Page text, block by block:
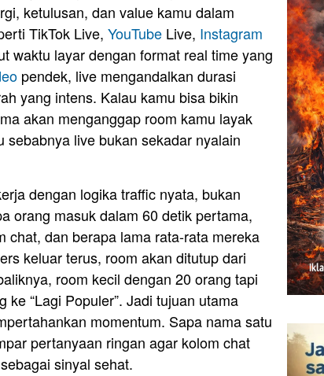
ketulusan, dan value kamu dalam
TikTok Live, YouTube Live, Instagram
waktu layar dengan format real time yang
pendek, live mengandalkan durasi
yang intens. Kalau kamu bisa bikin
akan menganggap room kamu layak
live bukan sekadar nyalain
dengan logika traffic nyata, bukan
orang masuk dalam 60 detik pertama,
chat, dan berapa lama rata-rata mereka
keluar terus, room akan ditutup dari
room kecil dengan 20 orang tapi
ke “Lagi Populer”. Jadi tujuan utama
momentum. Sapa nama satu
pertanyaan ringan agar kolom chat
sinyal sehat.